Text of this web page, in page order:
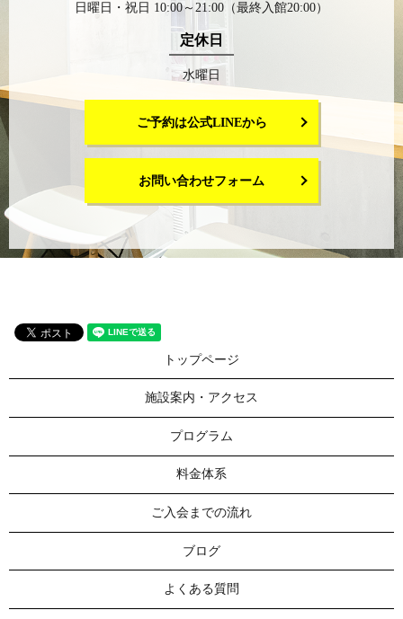
日曜日・祝日 10:00～21:00（最終入館20:00）
定休日
水曜日
ご予約は公式LINEから
お問い合わせフォーム
トップページ
施設案内・アクセス
プログラム
料金体系
ご入会までの流れ
ブログ
よくある質問